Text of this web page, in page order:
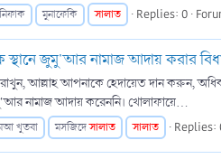
নিফাক মুনাফেকি সালাত Replies: 0
জুমু'আর নামাজ আদায় করার
রাখুন, আল্লাহ আপনাকে হেদায়েত দান করুন,
নামাজ আদায় করেননি। খোলাফায়ে...
খুতবা মসজিদেসালাত সালাত Replies: